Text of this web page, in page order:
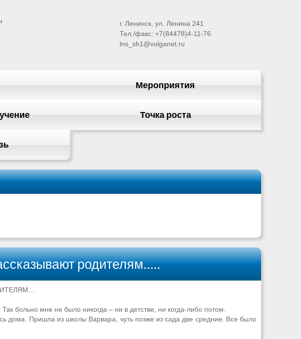
г. Ленинск, ул. Ленина 241
Тел./факс: +7(84478)4-11-76
lns_sh1@volganet.ru
Мероприятия
Точка роста
родителям.....
больно мне не было никогда – ни в детстве, ни когда-либо потом.
дома. Пришла из школы Варвара, чуть позже из сада две средние. Все было